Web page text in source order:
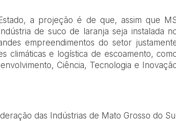
a projeção é de que, assim que
de suco de laranja seja instalada
empreendimentos do setor
climáticas e logística de escoamento,
Ciência, Tecnologia e
das Indústrias de Mato Grosso do